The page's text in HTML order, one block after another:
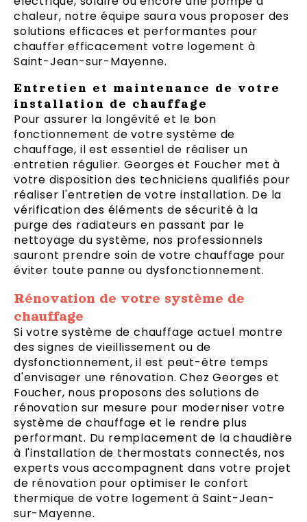
chaleur, notre équipe saura vous proposer des
solutions efficaces et performantes pour
chauffer efficacement votre logement à
Saint-Jean-sur-Mayenne.
Entretien et maintenance de votre
installation de chauffage
Pour assurer la longévité et le bon
fonctionnement de votre système de
chauffage, il est essentiel de réaliser un
entretien régulier. Georges et Foucher met à
votre disposition des techniciens qualifiés pour
réaliser l'entretien de votre installation. De la
vérification des éléments de sécurité à la
purge des radiateurs en passant par le
nettoyage du système, nos professionnels
sauront prendre soin de votre chauffage pour
éviter toute panne ou dysfonctionnement.
Rénovation de votre système de
chauffage
Si votre système de chauffage actuel montre
des signes de vieillissement ou de
dysfonctionnement, il est peut-être temps
d'envisager une rénovation. Chez Georges et
Foucher, nous proposons des solutions de
rénovation sur mesure pour moderniser votre
système de chauffage et le rendre plus
performant. Du remplacement de la chaudière
à l'installation de thermostats connectés, nos
experts vous accompagnent dans votre projet
de rénovation pour optimiser le confort
thermique de votre logement à Saint-Jean-
sur-Mayenne.